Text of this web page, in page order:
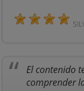
El contenido
comprender